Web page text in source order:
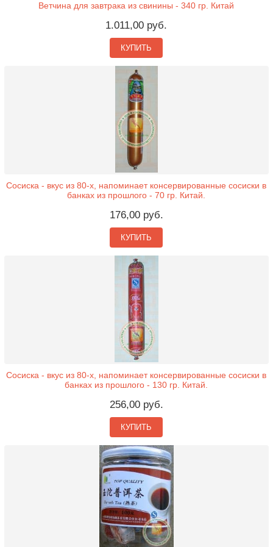
Ветчина для завтрака из свинины - 340 гр. Китай
1.011,00 руб.
КУПИТЬ
Сосиска - вкус из 80-х, напоминает консервированные сосиски в
банках из прошлого - 70 гр. Китай.
176,00 руб.
КУПИТЬ
Сосиска - вкус из 80-х, напоминает консервированные сосиски в
банках из прошлого - 130 гр. Китай.
256,00 руб.
КУПИТЬ